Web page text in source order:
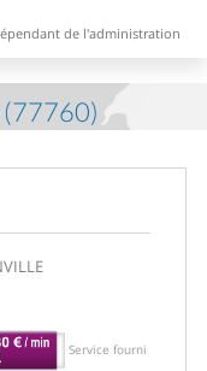
de l'administration
(77760)
Service fourni